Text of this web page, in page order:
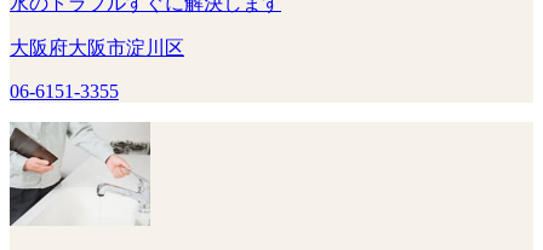
大阪府大阪市淀川区
06-6151-3355